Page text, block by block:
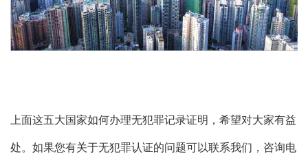
上面这五大国家如何办理无犯罪记录证明，希望对大家有益
处。如果您有关于无犯罪认证的问题可以联系我们，咨询电